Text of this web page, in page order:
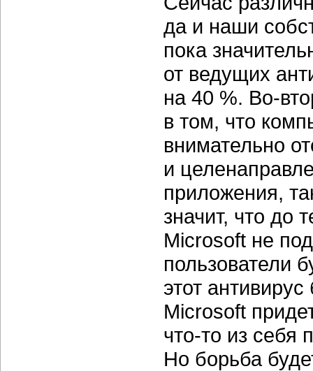
да и наши
пока
от ведущих
на 40 %. Во-
в том, что
внимательно
и
приложения,
значит, что до
Microsoft не
пользователи
этот
Microsoft
что-то из себя
Но борьба